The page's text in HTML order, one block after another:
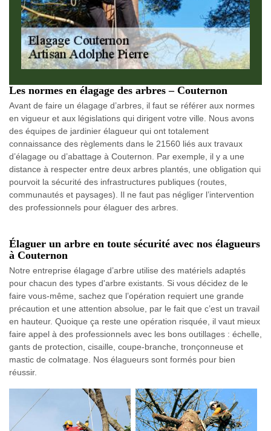
Les normes en élagage des arbres – Couternon
Avant de faire un élagage d’arbres, il faut se référer aux normes
en vigueur et aux législations qui dirigent votre ville. Nous avons
des équipes de jardinier élagueur qui ont totalement
connaissance des règlements dans le 21560 liés aux travaux
d’élagage ou d’abattage à Couternon. Par exemple, il y a une
distance à respecter entre deux arbres plantés, une obligation qui
pourvoit la sécurité des infrastructures publiques (routes,
communautés et paysages). Il ne faut pas négliger l’intervention
des professionnels pour élaguer des arbres.
Élaguer un arbre en toute sécurité avec nos élagueurs
à Couternon
Notre entreprise élagage d’arbre utilise des matériels adaptés
pour chacun des types d'arbre existants. Si vous décidez de le
faire vous-même, sachez que l’opération requiert une grande
précaution et une attention absolue, par le fait que c’est un travail
en hauteur. Quoique ça reste une opération risquée, il vaut mieux
faire appel à des professionnels avec les bons outillages : échelle,
gants de protection, cisaille, coupe-branche, tronçonneuse et
mastic de colmatage. Nos élagueurs sont formés pour bien
réussir.